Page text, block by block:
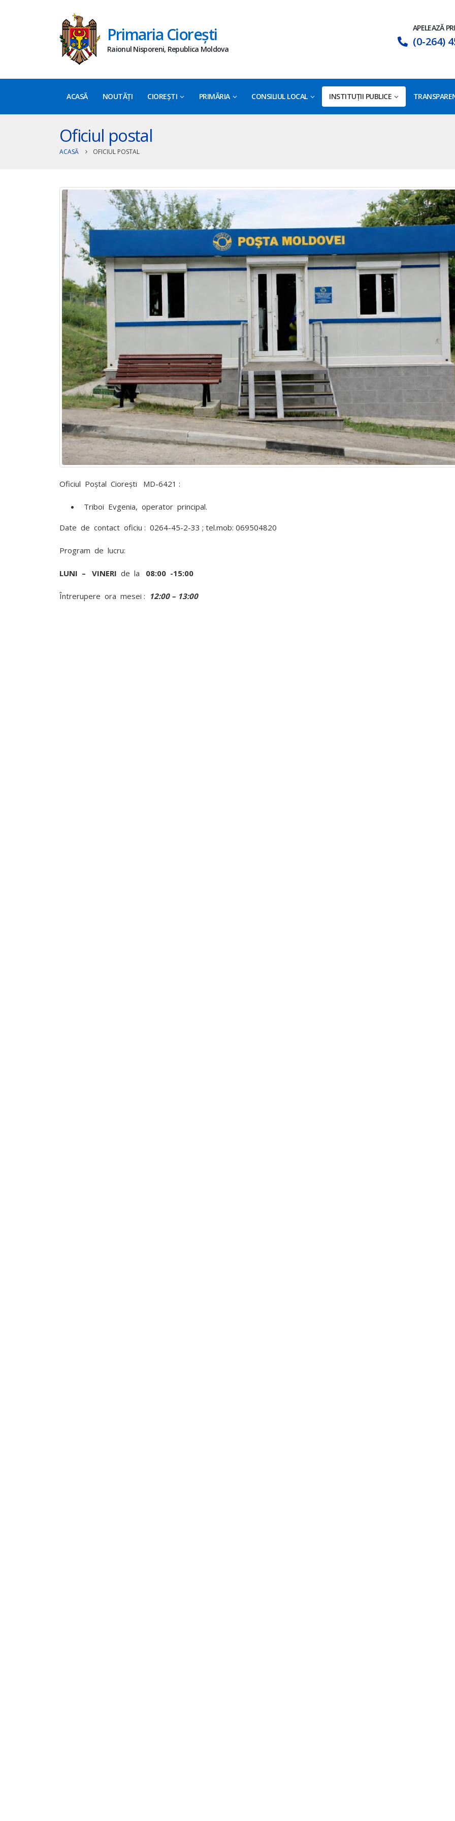
Primaria Ciorești
Raionul Nisporeni, Republica Moldova
APELEAZĂ
(0-264)
ACASĂ NOUTĂȚI CIOREȘTI PRIMĂRIA CONSILIUL LOCAL INSTITUȚII PUBLICE
Oficiul postal
ACASĂ OFICIUL POSTAL
Oficiul Poștal Ciorești MD-6421 :
Triboi Evgenia, operator principal.
Date de contact oficiu : 0264-45-2-33 ; tel.mob: 069504820
Program de lucru:
LUNI – VINERI de la 08:00 -15:00
Întrerupere ora mesei : 12:00 – 13:00
ANUNȚ CONCURS REPETAT ! pentru
ocuparea funcției de director al
Instituției de Educație Timpurie
Grădinița de copii ”Dumbrăvioara”
iulie 23, 2026
ANUNȚ CONCURS PRELUNGIT pentru
ocuparea funcției vacante de
conducător artistic (conducător de cerc
) al Casei de Cultură Comunitară din
satul Ciorești
iulie 22, 2026
ANUNȚ privind organizarea
consultărilor publice prin metoda
dezbaterilor publice asupra proiectului
de Decizie cu privire la amalgamarea
voluntară a unităților administrativ-
orașul Nisporeni, comuna Vărzărești,
comuna Ciorești, satul Soltănești,
comuna Boldurești, satul Vînători,
raionul Nisporeni.
”Cu privire la amalgamarea voluntară a
orașului Nisporeni, comuna Vărzărești,
comuna Ciorești, satul Soltănești,
comuna Boldurești, satul Vînători,
comuna Bălănești, satul Milești, raionul
iulie 8, 2026
Anunț privind inițierea elaborării
proiectului de decizie privind
amalgamarea voluntară !!!
iulie 3, 2026
ANUNȚ – în atenția locuitorilor satului
Ciorești ! !!!
iunie 23, 2026
ANUNȚ CONCURS REPETAT !
ocuparea funcției de director al
Instituției de Educație Timpurie
Grădinița de copii
iulie 23, 2026
ANUNȚ CONCURS PRELUNGIT
ocuparea funcției vacante de
conducător artistic (conducător
) al Casei de Cultură Comunitară
satul Ciorești
iulie 22, 2026
ANUNȚ privind organizarea
dezbaterilor publice asupra
de Decizie cu privire la
voluntară a unităților
orașul Nisporeni, comuna
comuna Ciorești, satul Soltănești,
comuna Boldurești, satul